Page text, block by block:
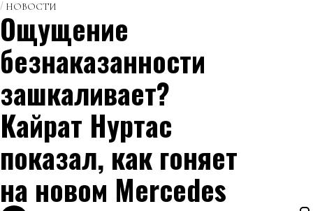
НОВОСТИ
Ощущение
безнаказанности
зашкаливает?
Кайрат Нуртас
показал, как гоняет
на новом Mercedes